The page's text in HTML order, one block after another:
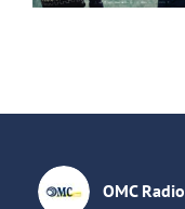
OMC Radio